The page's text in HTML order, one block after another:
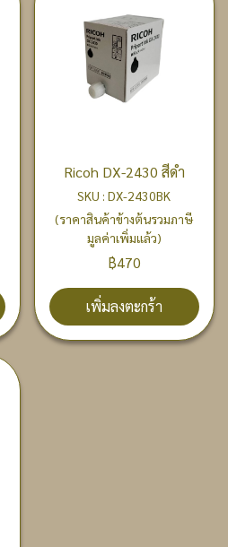
Ricoh DX-2430 สีดำ
SKU : DX-2430BK
(ราคาสินค้าข้างต้นรวมภาษี
มูลค่าเพิ่มแล้ว)
฿470
เพิ่มลงตะกร้า